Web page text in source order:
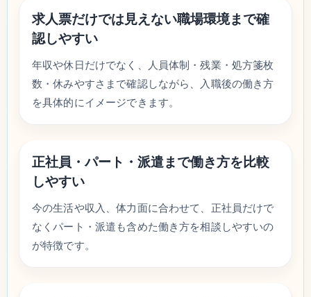
求人票だけでは見えない職場環境まで確
認しやすい
年収や休日だけでなく、人員体制・残業・処方箋枚
数・休みやすさまで確認しながら、入職後の働き方
を具体的にイメージできます。
正社員・パート・派遣まで働き方を比較
しやすい
今の生活や収入、体力面に合わせて、正社員だけで
なくパート・派遣も含めた働き方を相談しやすいの
が特徴です。